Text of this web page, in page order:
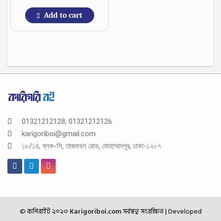
Add to cart
01321212128, 01321212126
karigoriboi@gmail.com
১৮/১৪, ব্লক-সি, তাজমহল রোড, মোহাম্মাদপুর, ঢাকা-১২০৭
© কপিরাইট ২০২৩ Karigoriboi.comসর্বস্বত্ব সংরক্ষিত| Developed